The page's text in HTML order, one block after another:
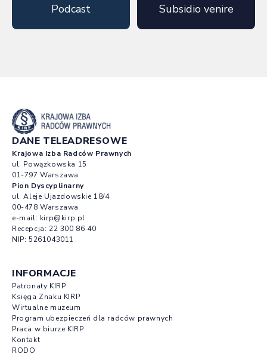
Podcast Subsidio venire
DANE TELEADRESOWE
Krajowa Izba Radców Prawnych
ul. Powązkowska 15
01-797 Warszawa
Pion Dyscyplinarny
ul. Aleje Ujazdowskie 18/4
00-478 Warszawa
e-mail: kirp@kirp.pl
Recepcja: 22 300 86 40
NIP: 5261043011
INFORMACJE
Patronaty KIRP
Księga Znaku KIRP
Wirtualne muzeum
Program ubezpieczeń dla radców prawnych
Praca w biurze KIRP
Kontakt
RODO